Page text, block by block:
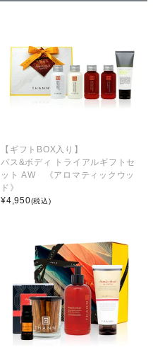
【ギフトBOX入り】
バス&ボディ トライアルギフトセ
ット AW 《アロマティックウッ
ド》
¥4,950(税込)